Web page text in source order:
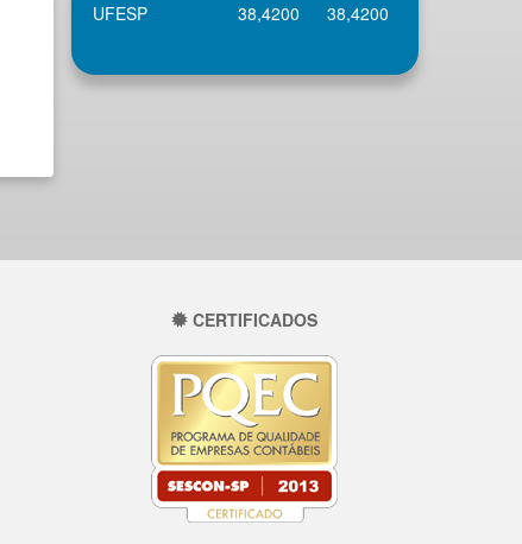
UFESP
38,4200 38,4200
CERTIFICADOS